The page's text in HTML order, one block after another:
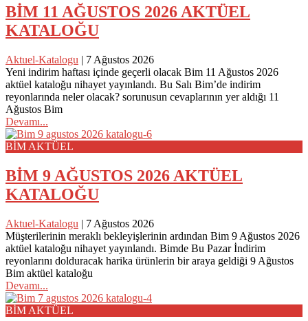
BİM 11 AĞUSTOS 2026 AKTÜEL
KATALOĞU
Aktuel-Katalogu | 7 Ağustos 2026
Yeni indirim haftası içinde geçerli olacak Bim 11 Ağustos 2026
aktüel kataloğu nihayet yayınlandı. Bu Salı Bim’de indirim
reyonlarında neler olacak? sorunusun cevaplarının yer aldığı 11
Ağustos Bim
Devamı...
BİM AKTÜEL
BİM 9 AĞUSTOS 2026 AKTÜEL
KATALOĞU
Aktuel-Katalogu | 7 Ağustos 2026
Müşterilerinin meraklı bekleyişlerinin ardından Bim 9 Ağustos 2026
aktüel kataloğu nihayet yayınlandı. Bimde Bu Pazar İndirim
reyonlarını dolduracak harika ürünlerin bir araya geldiği 9 Ağustos
Bim aktüel kataloğu
Devamı...
BİM AKTÜEL